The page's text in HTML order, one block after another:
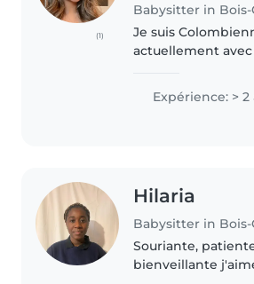
(1)
Je suis
actuellement
le français avec
motivation.
j’aime passer du
Expérience: > 2
Hilaria
Souriante,
bienveillante